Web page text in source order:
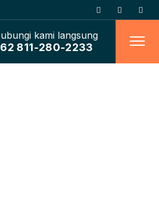
kami langsung
811-280-2233